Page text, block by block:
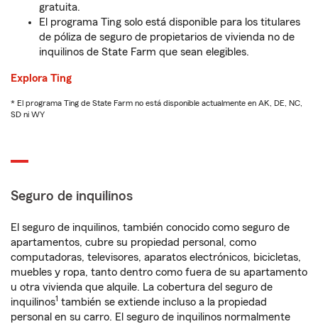
gratuita.
El programa Ting solo está disponible para los titulares
de póliza de seguro de propietarios de vivienda no de
inquilinos de State Farm que sean elegibles.
Explora Ting
* El programa Ting de State Farm no está disponible actualmente en AK, DE, NC,
SD ni WY
Seguro de inquilinos
El seguro de inquilinos, también conocido como seguro de
apartamentos, cubre su propiedad personal, como
computadoras, televisores, aparatos electrónicos, bicicletas,
muebles y ropa, tanto dentro como fuera de su apartamento
u otra vivienda que alquile. La cobertura del seguro de
inquilinos1 también se extiende incluso a la propiedad
personal en su carro. El seguro de inquilinos normalmente